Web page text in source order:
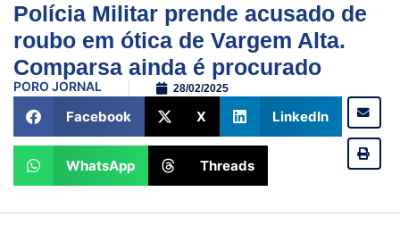
Polícia Militar prende acusado de
roubo em ótica de Vargem Alta.
Comparsa ainda é procurado
PORO JORNAL 28/02/2025
Facebook X LinkedIn
WhatsApp Threads